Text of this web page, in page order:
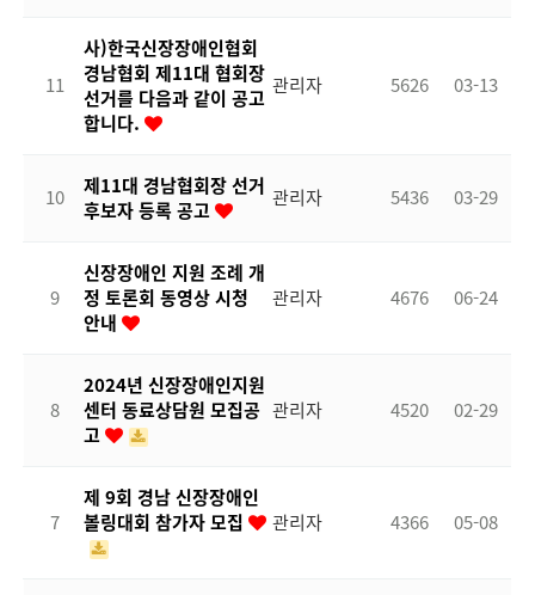
11
사)한국신장장애인협회
경남협회 제11대 협회장
선거를 다음과 같이 공고
합니다.
관리자 5626 03-13
10
제11대 경남협회장 선거
후보자 등록 공고
관리자 5436 03-29
9
신장장애인 지원 조례 개
정 토론회 동영상 시청
안내
관리자 4676 06-24
8
2024년 신장장애인지원
센터 동료상담원 모집공
고
관리자 4520 02-29
7
제 9회 경남 신장장애인
볼링대회 참가자 모집
관리자 4366 05-08